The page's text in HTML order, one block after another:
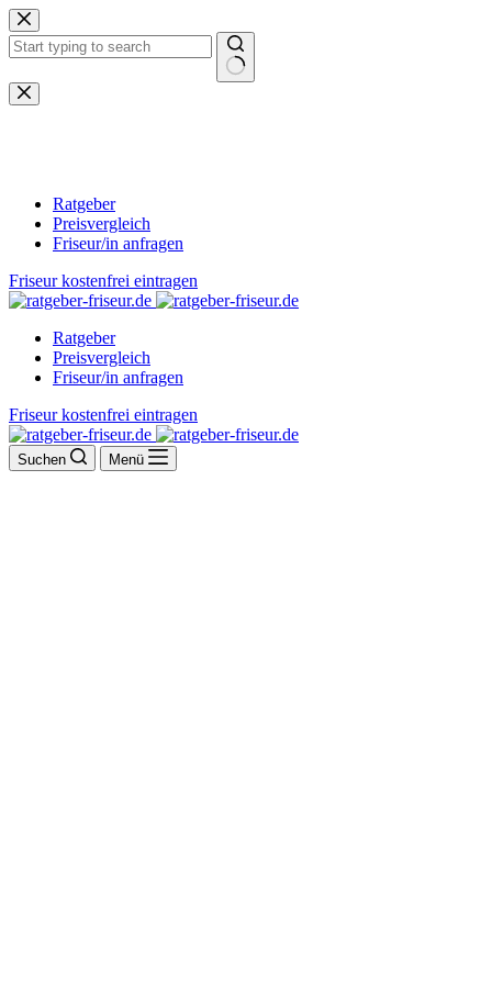
Zum
Inhalt
springen
Keine
Ergebnisse
Ratgeber
Preisvergleich
Friseur/in anfragen
Friseur kostenfrei eintragen
Ratgeber
Preisvergleich
Friseur/in anfragen
Friseur kostenfrei eintragen
Suchen Menü